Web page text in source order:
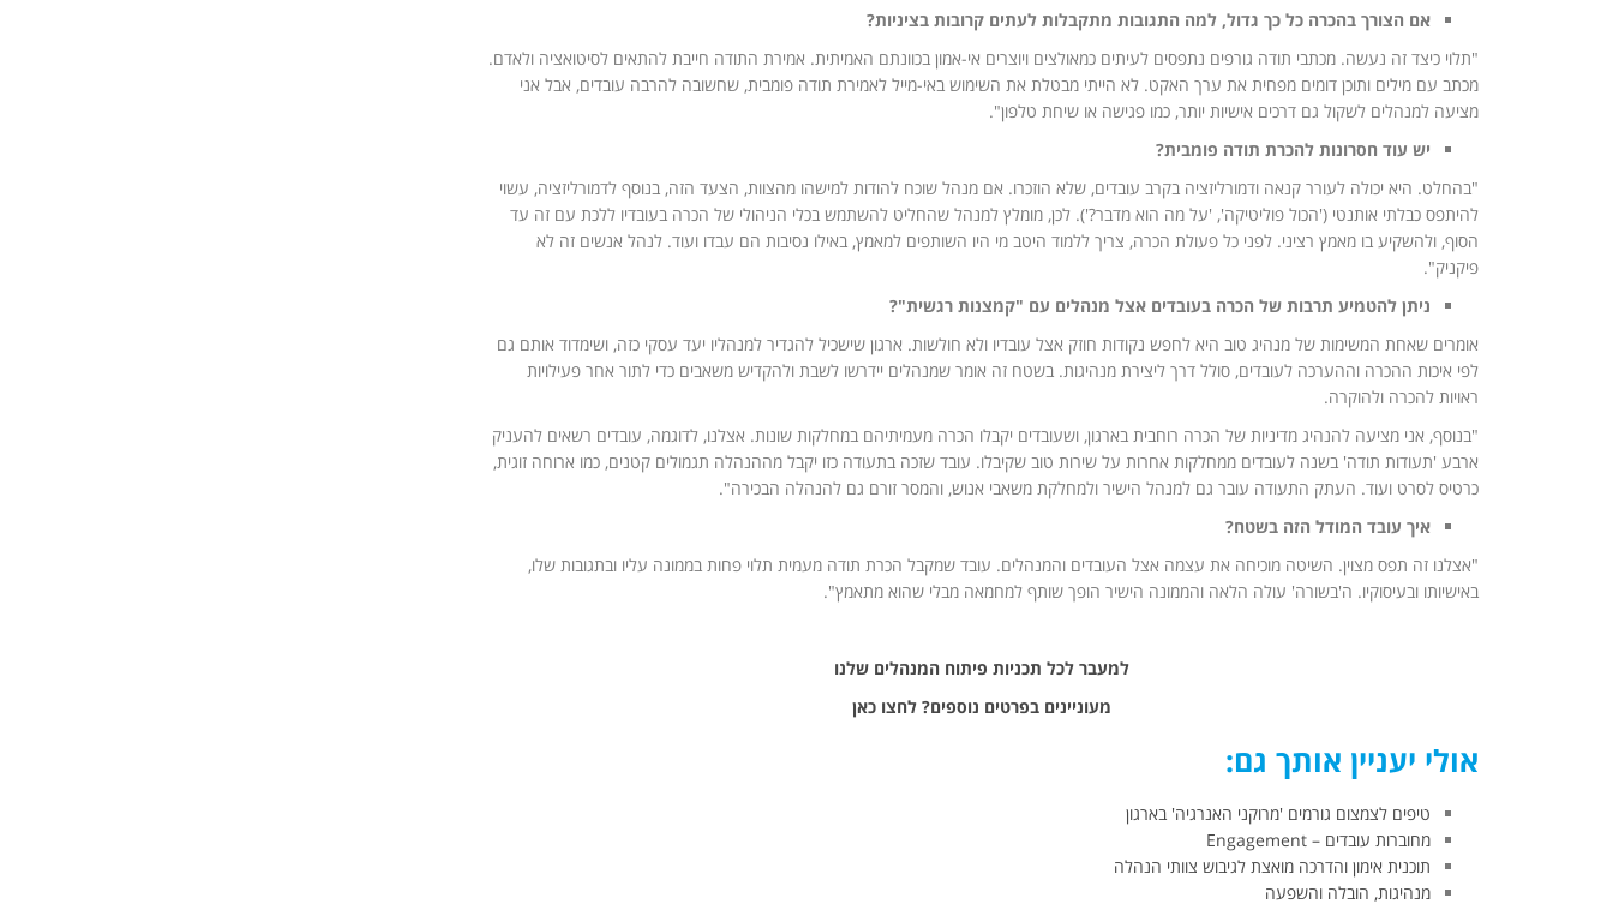
אם הצורך בהכרה כל כך גדול, למה התגובות מתקבלות לעתים קרובות בציניות?
"תלוי כיצד זה נעשה. מכתבי תודה גורפים נתפסים לעיתים כמאולצים ויוצרים אי-אמון בכוונתם האמיתית. אמירת התודה חייבת להתאים לסיטואציה ולאדם.
מכתב עם מילים ותוכן דומים מפחית את ערך האקט. לא הייתי מבטלת את השימוש באי-מייל לאמירת תודה פומבית, שחשובה להרבה עובדים, אבל אני
מציעה למנהלים לשקול גם דרכים אישיות יותר, כמו פגישה או שיחת טלפון".
יש עוד חסרונות להכרת תודה פומבית?
"בהחלט. היא יכולה לעורר קנאה ודמורליזציה בקרב עובדים, שלא הוזכרו. אם מנהל שוכח להודות למישהו מהצוות, הצעד הזה, בנוסף לדמורליזציה, עשוי
להיתפס כבלתי אותנטי ('הכול פוליטיקה', 'על מה הוא מדבר?'). לכן, מומלץ למנהל שהחליט להשתמש בכלי הניהולי של הכרה בעובדיו ללכת עם זה עד
הסוף, ולהשקיע בו מאמץ רציני. לפני כל פעולת הכרה, צריך ללמוד היטב מי היו השותפים למאמץ, באילו נסיבות הם עבדו ועוד. לנהל אנשים זה לא
פיקניק".
ניתן להטמיע תרבות של הכרה בעובדים אצל מנהלים עם "קמצנות רגשית"?
אומרים שאחת המשימות של מנהיג טוב היא לחפש נקודות חוזק אצל עובדיו ולא חולשות. ארגון שישכיל להגדיר למנהליו יעד עסקי כזה, ושימדוד אותם גם
לפי איכות ההכרה וההערכה לעובדים, סולל דרך ליצירת מנהיגות. בשטח זה אומר שמנהלים יידרשו לשבת ולהקדיש משאבים כדי לתור אחר פעילויות
ראויות להכרה ולהוקרה.
"בנוסף, אני מציעה להנהיג מדיניות של הכרה רוחבית בארגון, ושעובדים יקבלו הכרה מעמיתיהם במחלקות שונות. אצלנו, לדוגמה, עובדים רשאים להעניק
ארבע 'תעודות תודה' בשנה לעובדים ממחלקות אחרות על שירות טוב שקיבלו. עובד שזכה בתעודה כזו יקבל מההנהלה תגמולים קטנים, כמו ארוחה זוגית,
כרטיס לסרט ועוד. העתק התעודה עובר גם למנהל הישיר ולמחלקת משאבי אנוש, והמסר זורם גם להנהלה הבכירה".
איך עובד המודל הזה בשטח?
"אצלנו זה תפס מצוין. השיטה מוכיחה את עצמה אצל העובדים והמנהלים. עובד שמקבל הכרת תודה מעמית תלוי פחות בממונה עליו ובתגובות שלו,
באישיותו ובעיסוקיו. ה'בשורה' עולה הלאה והממונה הישיר הופך שותף למחמאה מבלי שהוא מתאמץ".
למעבר לכל תכניות פיתוח המנהלים שלנו
מעוניינים בפרטים נוספים? לחצו כאן
אולי יעניין אותך גם:
טיפים לצמצום גורמים 'מרוקני האנרגיה' בארגון
מחוברות עובדים – Engagement
תוכנית אימון והדרכה מואצת לגיבוש צוותי הנהלה
מנהיגות, הובלה והשפעה